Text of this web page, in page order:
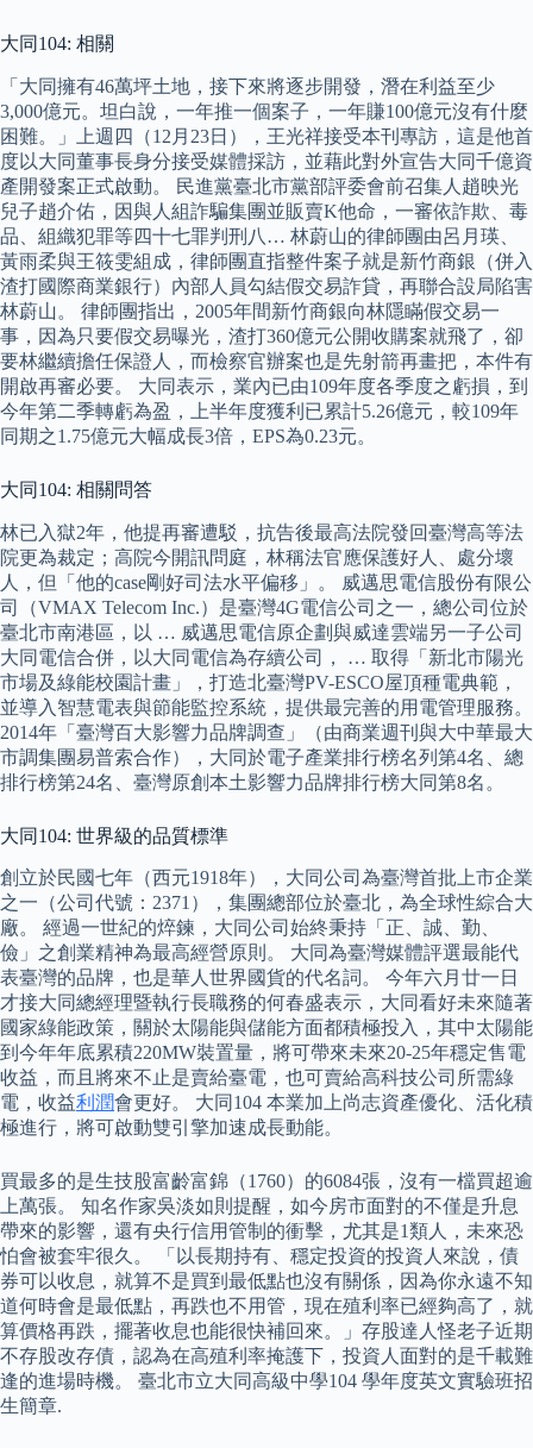
大同104: 相關
「大同擁有46萬坪土地，接下來將逐步開發，潛在利益至少
3,000億元。坦白說，一年推一個案子，一年賺100億元沒有什麼
困難。」上週四（12月23日），王光祥接受本刊專訪，這是他首
度以大同董事長身分接受媒體採訪，並藉此對外宣告大同千億資
產開發案正式啟動。 民進黨臺北市黨部評委會前召集人趙映光
兒子趙介佑，因與人組詐騙集團並販賣K他命，一審依詐欺、毒
品、組織犯罪等四十七罪判刑八… 林蔚山的律師團由呂月瑛、
黃雨柔與​王筱雯組成，律師團直指整件案子就是新竹商銀（併入
渣打國際商業銀行）內部人員勾結假交易詐貸，再聯合設局陷害
林蔚山。 律師團指出，2005年間新竹商銀向林隱瞞假交易一
事，因為只要假交易曝光，渣打360億元公開收購案就飛了，卻
要林繼續擔任保證人，而檢察官辦案也是先射箭再畫把，本件有
開啟再審必要。 大同表示，業內已由109年度各季度之虧損，到
今年第二季轉虧為盈，上半年度獲利已累計5.26億元，較109年
同期之1.75億元大幅成長3倍，EPS為0.23元。
大同104: 相關問答
林已入獄2年，他提再審遭駁，抗告後最高法院發回臺灣高等法
院更為裁定；高院今開訊問庭，林稱法官應保護好人、處分壞
人，但「他的case剛好司法水平偏移」。 威邁思電信股份有限公
司（VMAX Telecom Inc.）是臺灣4G電信公司之一，總公司位於
臺北市南港區，以 … 威邁思電信原企劃與威達雲端另一子公司
大同電信合併，以大同電信為存續公司， … 取得「新北市陽光
市場及綠能校園計畫」，打造北臺灣PV-ESCO屋頂種電典範，
並導入智慧電表與節能監控系統，提供最完善的用電管理服務。
2014年「臺灣百大影響力品牌調查」（由商業週刊與大中華最大
市調集團易普索合作），大同於電子產業排行榜名列第4名、總
排行榜第24名、臺灣原創本土影響力品牌排行榜大同第8名。
大同104: 世界級的品質標準
創立於民國七年（西元1918年），大同公司為臺灣首批上市企業
之一（公司代號：2371），集團總部位於臺北，為全球性綜合大
廠。 經過一世紀的焠鍊，大同公司始終秉持「正、誠、勤、
儉」之創業精神為最高經營原則。 大同為臺灣媒體評選最能代
表臺灣的品牌，也是華人世界國貨的代名詞。 今年六月廿一日
才接大同總經理暨執行長職務的何春盛表示，大同看好未來隨著
國家綠能政策，關於太陽能與儲能方面都積極投入，其中太陽能
到今年年底累積220MW裝置量，將可帶來未來20-25年穩定售電
收益，而且將來不止是賣給臺電，也可賣給高科技公司所需綠
電，收益利潤會更好。 大同104 本業加上尚志資產優化、活化積
極進行，將可啟動雙引擎加速成長動能。
買最多的是生技股富齡富錦（1760）的6084張，沒有一檔買超逾
上萬張。 知名作家吳淡如則提醒，如今房市面對的不僅是升息
帶來的影響，還有央行信用管制的衝擊，尤其是1類人，未來恐
怕會被套牢很久。 「以長期持有、穩定投資的投資人來說，債
券可以收息，就算不是買到最低點也沒有關係，因為你永遠不知
道何時會是最低點，再跌也不用管，現在殖利率已經夠高了，就
算價格再跌，擺著收息也能很快補回來。」存股達人怪老子近期
不存股改存債，認為在高殖利率掩護下，投資人面對的是千載難
逢的進場時機。 臺北市立大同高級中學104 學年度英文實驗班招
生簡章.